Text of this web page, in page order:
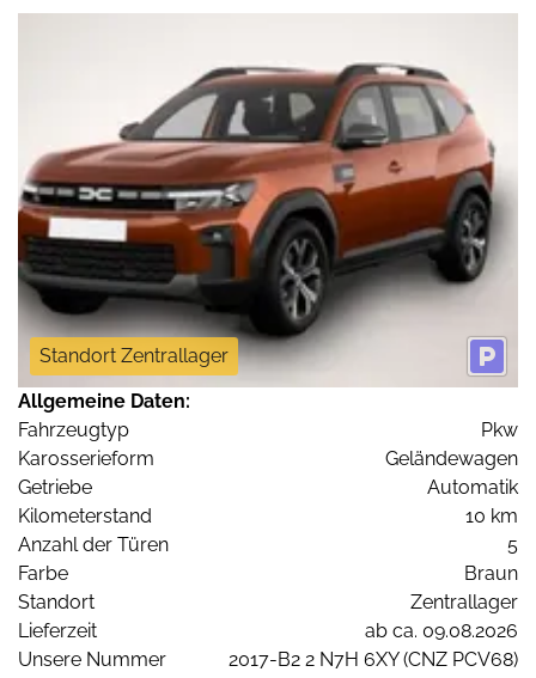
Standort Zentrallager
Allgemeine Daten:
Fahrzeugtyp
Pkw
Karosserieform
Geländewagen
Getriebe
Automatik
Kilometerstand
10 km
Anzahl der Türen
5
Farbe
Braun
Standort
Zentrallager
Lieferzeit
ab ca. 09.08.2026
Unsere Nummer
2017-B2 2 N7H 6XY (CNZ PCV68)